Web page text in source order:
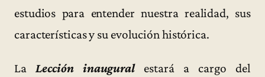
estudios para entender nuestra realidad, sus
características y su evolución histórica.
LaLección inauguralestará a cargo del